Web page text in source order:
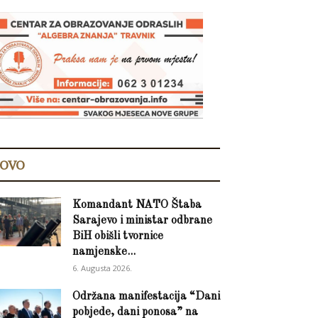
Komandant NATO Štaba
Sarajevo i ministar odbrane
BiH obišli tvornice
namjenske...
6. Augusta 2026.
Održana manifestacija “Dani
pobjede, dani ponosa” na